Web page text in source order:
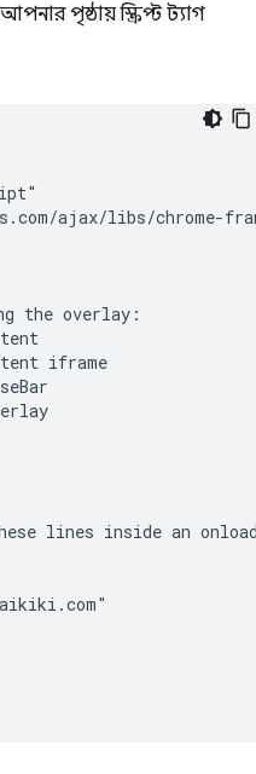
পৃষ্ঠায় স্ক্রিপ্ট ট্যাগ
ajax/libs/chrome-
the overlay:
iframe
lines inside an